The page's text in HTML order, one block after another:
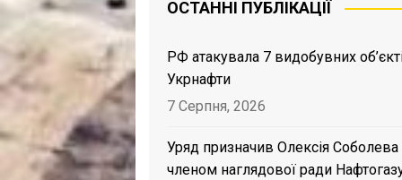
ОСТАННІ ПУБЛІКАЦІЇ
РФ атакувала 7 видобувних
Укрнафти
7 Серпня, 2026
Уряд призначив Олексія Соболева
членом наглядової ради